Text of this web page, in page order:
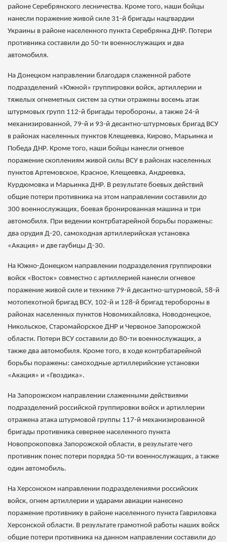
районе Серебрянского лесничества. Кроме того, наши бойцы
нанесли поражение живой силе 31-й бригады нацгвардии
Украины в районе населенного пункта Серебрянка ДНР. Потери
противника составили до 50-ти военнослужащих и два
автомобиля.
На Донецком направлении благодаря слаженной работе
подразделений «Южной» группировки войск, артиллерии и
тяжелых огнеметных систем за сутки отражены восемь атак
штурмовых групп 112-й бригады теробороны, а также 24-й
механизированной, 79-й и 93-й десантно-штурмовых бригад ВСУ
в районах населенных пунктов Клещеевка, Кирово, Марьинка и
Победа ДНР. Кроме того, наши бойцы нанесли огневое
поражение скоплениям живой силы ВСУ в районах населенных
пунктов Артемовское, Красное, Клещеевка, Андреевка,
Курдюмовка и Марьинка ДНР. В результате боевых действий
общие потери противника на этом направлении составили до
300 военнослужащих, боевая бронированная машина и три
автомобиля. При ведении контрбатарейной борьбы поражены:
два орудия Д-20, самоходная артиллерийская установка
«Акация» и две гаубицы Д-30.
На Южно-Донецком направлении подразделения группировки
войск «Восток» совместно с артиллерией нанесли огневое
поражение живой силе и технике 79-й десантно-штурмовой, 58-й
мотопехотной бригад ВСУ, 102-й и 128-й бригад теробороны в
районах населенных пунктов Новомихайловка, Новодонецкое,
Никольское, Старомайорское ДНР и Червоное Запорожской
области. Потери ВСУ составили до 80-ти военнослужащих, а
также два автомобиля. Кроме того, в ходе контрбатарейной
борьбы поражены: самоходные артиллерийские установки
«Акация» и «Гвоздика».
На Запорожском направлении слаженными действиями
подразделений российской группировки войск и артиллерии
отражена атака штурмовой группы 117-й механизированной
бригады противника севернее населенного пункта
Новопрокоповка Запорожской области, в результате чего
противник понес потери порядка 50-ти военнослужащих, а также
один автомобиль.
На Херсонском направлении подразделениями российских
войск, огнем артиллерии и ударами авиации нанесено
поражение противнику в районе населенного пункта Гавриловка
Херсонской области. В результате грамотной работы наших войск
общие потери противника на данном направлении составили до